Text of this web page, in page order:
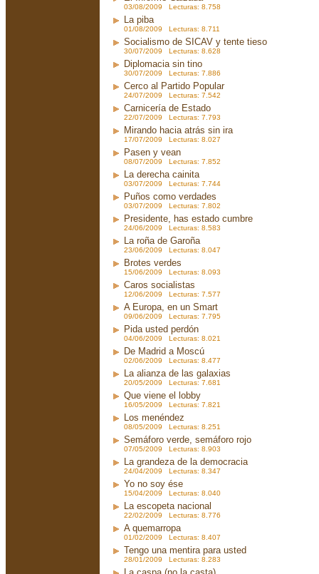
03/08/2009 Lecturas: 8.758
La piba
01/08/2009 Lecturas: 8.711
Socialismo de SICAV y tente tieso
30/07/2009 Lecturas: 8.628
Diplomacia sin tino
30/07/2009 Lecturas: 7.886
Cerco al Partido Popular
24/07/2009 Lecturas: 7.542
Carnicería de Estado
22/07/2009 Lecturas: 7.793
Mirando hacia atrás sin ira
17/07/2009 Lecturas: 8.027
Pasen y vean
08/07/2009 Lecturas: 7.852
La derecha cainita
03/07/2009 Lecturas: 7.744
Puños como verdades
03/07/2009 Lecturas: 7.802
Presidente, has estado cumbre
24/06/2009 Lecturas: 8.583
La roña de Garoña
23/06/2009 Lecturas: 8.047
Brotes verdes
15/06/2009 Lecturas: 8.093
Caros socialistas
12/06/2009 Lecturas: 7.577
A Europa, en un Smart
09/06/2009 Lecturas: 7.795
Pida usted perdón
04/06/2009 Lecturas: 8.021
De Madrid a Moscú
02/06/2009 Lecturas: 8.477
La alianza de las galaxias
20/05/2009 Lecturas: 7.681
Que viene el lobby
16/05/2009 Lecturas: 7.821
Los menéndez
08/05/2009 Lecturas: 8.251
Semáforo verde, semáforo rojo
07/05/2009 Lecturas: 8.903
La grandeza de la democracia
24/04/2009 Lecturas: 8.347
Yo no soy ése
15/04/2009 Lecturas: 8.040
La escopeta nacional
22/02/2009 Lecturas: 8.776
A quemarropa
01/02/2009 Lecturas: 8.407
Tengo una mentira para usted
28/01/2009 Lecturas: 8.283